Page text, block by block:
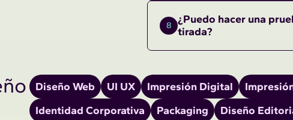
8
¿Puedo hacer una
tirada?
Diseño Web UI UX Impresión Digital
Identidad Corporativa
Packaging Diseño